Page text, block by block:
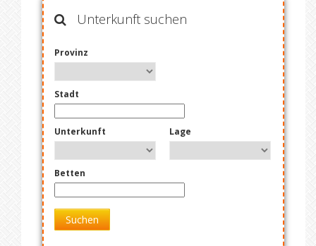
Unterkunft suchen
Provinz
Stadt
Unterkunft Lage
Betten
Suchen